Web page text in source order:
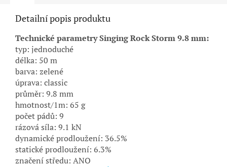
Detailní popis produktu
Technické parametry Singing Rock Storm 9.8 mm:
typ: jednoduché
délka: 50 m
barva: zelené
úprava: classic
průměr: 9.8 mm
hmotnost/1m: 65 g
počet pádů: 9
rázová síla: 9.1 kN
dynamické prodloužení: 36.5%
statické prodloužení: 6.3%
značení středu: ANO